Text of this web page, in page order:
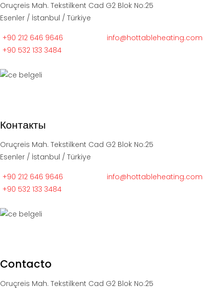
Oruçreis Mah. Tekstilkent Cad G2 Blok No:25
Esenler / İstanbul / Türkiye
+90 212 646 9646
+90 532 133 3484
info@hottableheating.com
Контакты
Oruçreis Mah. Tekstilkent Cad G2 Blok No:25
Esenler / İstanbul / Türkiye
+90 212 646 9646
+90 532 133 3484
info@hottableheating.com
Contacto
Oruçreis Mah. Tekstilkent Cad G2 Blok No:25